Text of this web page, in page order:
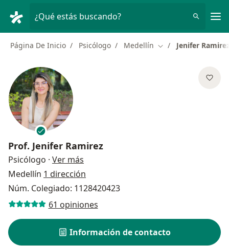
¿Qué estás buscando?
Página De Inicio Psicólogo Medellín Cambiar de ciudad
Jenifer
Prof. Jenifer Ramirez
Psicólogo · Ver más
Medellín 1 dirección
Núm. Colegiado: 1128420423
61 opiniones
Información de contacto